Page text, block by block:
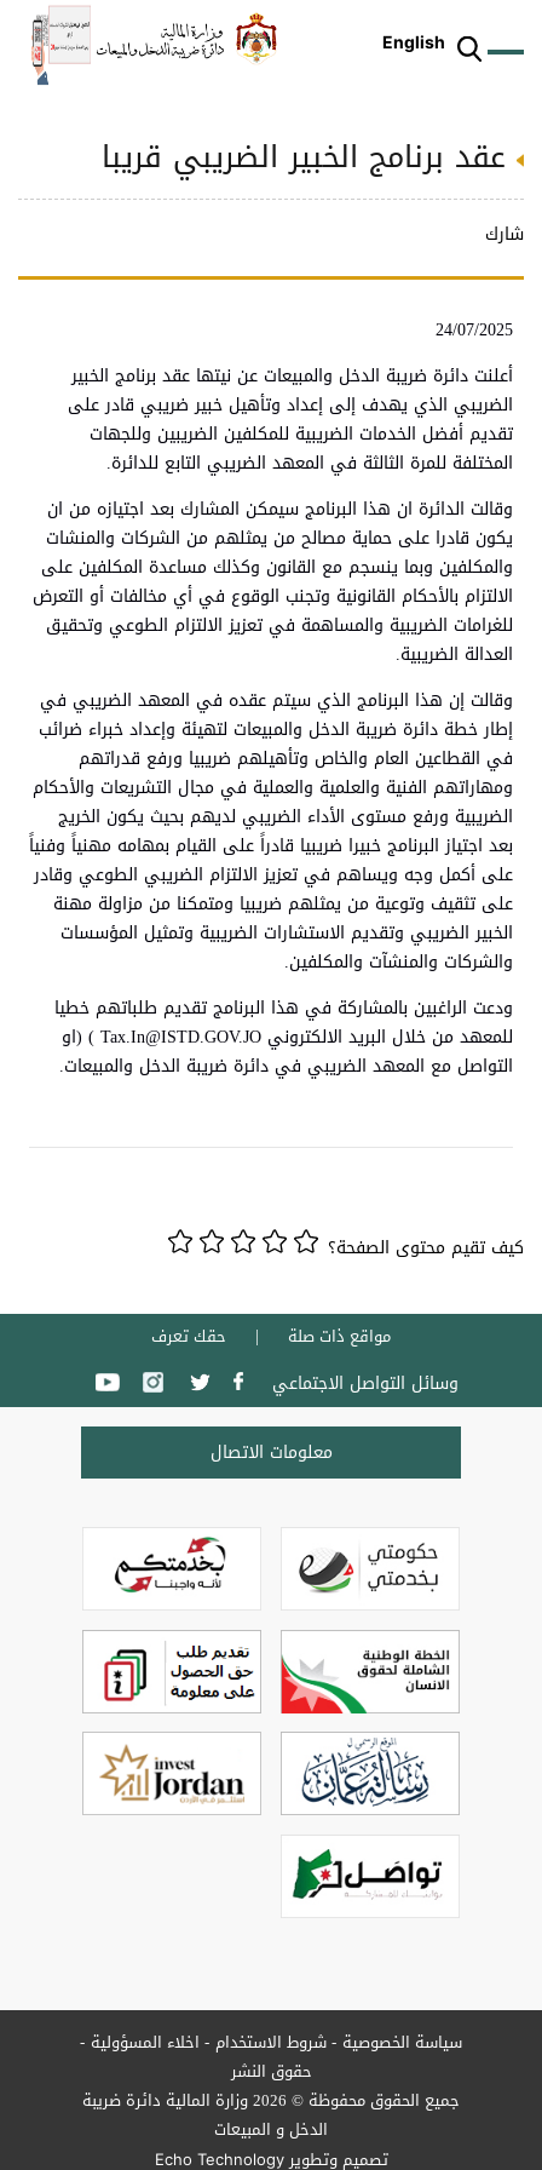
English
عقد برنامج الخبير الضريبي قريبا
شارك
24/07/2025
أعلنت دائرة ضريبة الدخل والمبيعات عن نيتها عقد برنامج الخبير
الضريبي الذي يهدف إلى إعداد وتأهيل خبير ضريبي قادر على
تقديم أفضل الخدمات الضريبية للمكلفين الضريبين وللجهات
المختلفة للمرة الثالثة في المعهد الضريبي التابع للدائرة.
وقالت الدائرة ان هذا البرنامج سيمكن المشارك بعد اجتيازه من ان
يكون قادرا على حماية مصالح من يمثلهم من الشركات والمنشات
والمكلفين وبما ينسجم مع القانون وكذلك مساعدة المكلفين على
الالتزام بالأحكام القانونية وتجنب الوقوع في أي مخالفات أو التعرض
للغرامات الضريبية والمساهمة في تعزيز الالتزام الطوعي وتحقيق
العدالة الضريبية.
وقالت إن هذا البرنامج الذي سيتم عقده في المعهد الضريبي في
إطار خطة دائرة ضريبة الدخل والمبيعات لتهيئة وإعداد خبراء ضرائب
في القطاعين العام والخاص وتأهيلهم ضريبيا ‏ورفع قدراتهم
ومهاراتهم الفنية والعلمية والعملية في مجال التشريعات والأحكام
الضريبية ورفع مستوى ‏الأداء الضريبي لديهم بحيث يكون الخريج
بعد اجتياز البرنامج خبيرا ضريبيا قادراً على القيام بمهامه مهنياً وفنياً
على أكمل وجه ويساهم في تعزيز الالتزام الضريبي الطوعي وقادر
على تثقيف وتوعية من يمثلهم ضريبيا ومتمكنا من مزاولة مهنة
الخبير الضريبي وتقديم الاستشارات الضريبية وتمثيل المؤسسات
والشركات والمنشآت والمكلفين.
ودعت الراغبين بالمشاركة في هذا البرنامج تقديم طلباتهم خطيا
للمعهد من خلال البريد الالكتروني Tax.In@ISTD.GOV.JO ) (او
التواصل مع المعهد الضريبي في دائرة ضريبة الدخل والمبيعات.
كيف تقيم محتوى الصفحة؟
مواقع ذات صلة حقك تعرف
وسائل التواصل الاجتماعي
معلومات الاتصال
سياسة الخصوصية شروط الاستخدام اخلاء المسؤولية
حقوق النشر
جميع الحقوق محفوظة © 2026 وزارة المالية دائرة ضريبة
الدخل و المبيعات
تصميم وتطويرEcho Technology